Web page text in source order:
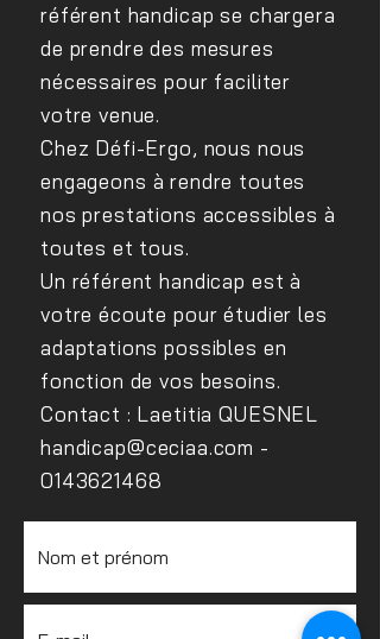
référent handicap se chargera
de prendre des mesures
nécessaires pour faciliter
votre venue.
Chez Défi-Ergo, nous nous
engageons à rendre toutes
nos prestations accessibles à
toutes et tous.
Un référent handicap est à
votre écoute pour étudier les
adaptations possibles en
fonction de vos besoins.
Contact : Laetitia QUESNEL
handicap@ceciaa.com -
0143621468